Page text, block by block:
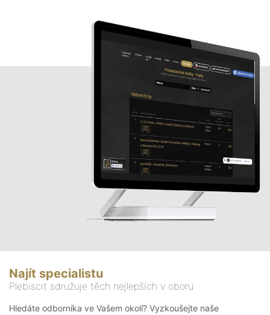
Najít specialistu
Plebiscit sdružuje těch nejlepších v oboru
Hledáte odborníka ve Vašem okolí? Vyzkoušejte naše